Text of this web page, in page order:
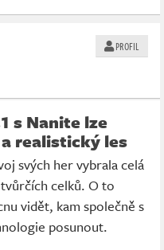
PROFIL
s Nanite lze
realistický les
svých her vybrala celá
celků. O to
vidět, kam společně s
posunout.